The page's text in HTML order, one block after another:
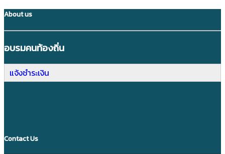
About us
อบรมคนท้องถิ่น
แจ้งชำระเงิน
Contact Us